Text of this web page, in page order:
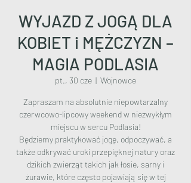
WYJAZD Z JOGĄ DLA
KOBIET i MĘŻCZYZN –
MAGIA PODLASIA
pt., 30 cze
  |
Wojnowce
Zapraszam na absolutnie niepowtarzalny
czerwcowo-lipcowy weekend w niezwykłym
miejscu w sercu Podlasia!
Będziemy praktykować jogę, odpoczywać, a
także odkrywać uroki przepięknej natury oraz
dzikich zwierząt takich jak łosie, sarny i
żurawie, które często pojawiają się w tej